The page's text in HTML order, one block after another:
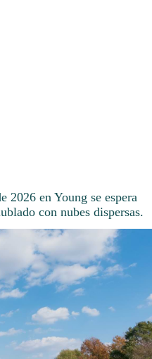
2026 en Young se espera
con nubes dispersas.